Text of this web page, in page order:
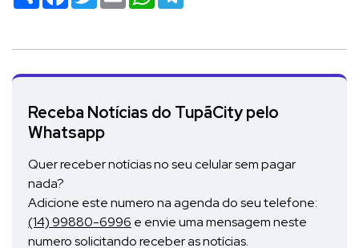
Receba Notícias do TupãCity pelo
Whatsapp
Quer receber notícias no seu celular sem pagar
nada?
Adicione este numero na agenda do seu telefone:
(14) 99880-6996 e envie uma mensagem neste
numero solicitando receber as notícias.